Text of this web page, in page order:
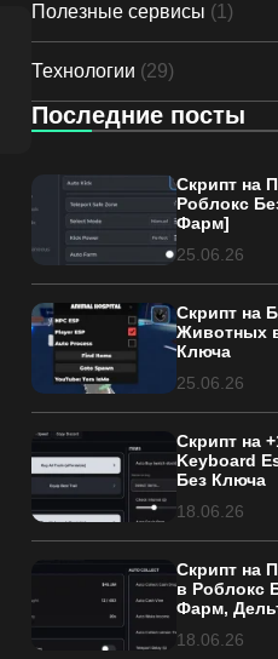
Полезные сервисы (1)
Технологии (29)
Последние посты
Скрипт на
Роблокс
Фарм]
25.06.26
Скрипт на
Животных
Ключа
25.06.26
Скрипт на
Keyboard
Без Ключа
18.06.26
Скрипт на
в Роблокс
Фарм,
18.06.26